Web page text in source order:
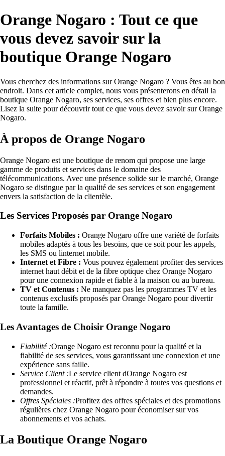
Orange Nogaro : Tout ce que
vous devez savoir sur la
boutique Orange Nogaro
Vous cherchez des informations sur Orange Nogaro ? Vous êtes au bon
endroit. Dans cet article complet, nous vous présenterons en détail la
boutique Orange Nogaro, ses services, ses offres et bien plus encore.
Lisez la suite pour découvrir tout ce que vous devez savoir sur Orange
Nogaro.
À propos de Orange Nogaro
Orange Nogaro est une boutique de renom qui propose une large
gamme de produits et services dans le domaine des
télécommunications. Avec une présence solide sur le marché, Orange
Nogaro se distingue par la qualité de ses services et son engagement
envers la satisfaction de la clientèle.
Les Services Proposés par Orange Nogaro
Forfaits Mobiles : Orange Nogaro offre une variété de forfaits
mobiles adaptés à tous les besoins, que ce soit pour les appels,
les SMS ou linternet mobile.
Internet et Fibre : Vous pouvez également profiter des services
internet haut débit et de la fibre optique chez Orange Nogaro
pour une connexion rapide et fiable à la maison ou au bureau.
TV et Contenus : Ne manquez pas les programmes TV et les
contenus exclusifs proposés par Orange Nogaro pour divertir
toute la famille.
Les Avantages de Choisir Orange Nogaro
Fiabilité :Orange Nogaro est reconnu pour la qualité et la
fiabilité de ses services, vous garantissant une connexion et une
expérience sans faille.
Service Client :Le service client dOrange Nogaro est
professionnel et réactif, prêt à répondre à toutes vos questions et
demandes.
Offres Spéciales :Profitez des offres spéciales et des promotions
régulières chez Orange Nogaro pour économiser sur vos
abonnements et vos achats.
La Boutique Orange Nogaro